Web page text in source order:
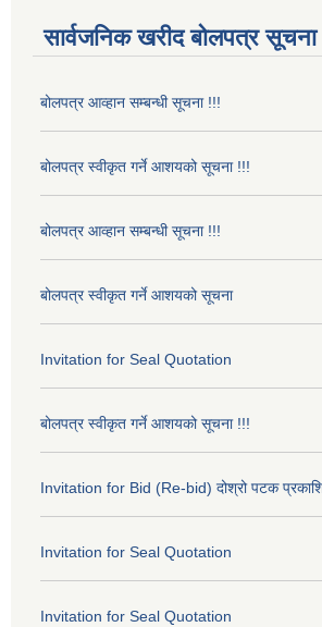
सार्वजनिक खरीद बोलपत्र सूचना
बोलपत्र आव्हान सम्बन्धी सूचना !!!
बोलपत्र स्वीकृत गर्ने आशयको सूचना !!!
बोलपत्र आव्हान सम्बन्धी सूचना !!!
बोलपत्र स्वीकृत गर्ने आशयको सूचना
Invitation for Seal Quotation
बोलपत्र स्वीकृत गर्ने आशयको सूचना !!!
Invitation for Bid (Re-bid) दोश्रो पटक
Invitation for Seal Quotation
Invitation for Seal Quotation